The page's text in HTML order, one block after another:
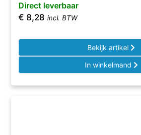
Direct leverbaar
€ 8,28 incl. BTW
Bekijk artikel
In winkelmand